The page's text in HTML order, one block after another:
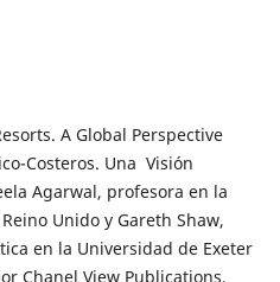
A Global Perspective
Costeros. Una Visión
Agarwal, profesora en la
Unido y Gareth Shaw,
en la Universidad de Exeter
Chanel View Publications.